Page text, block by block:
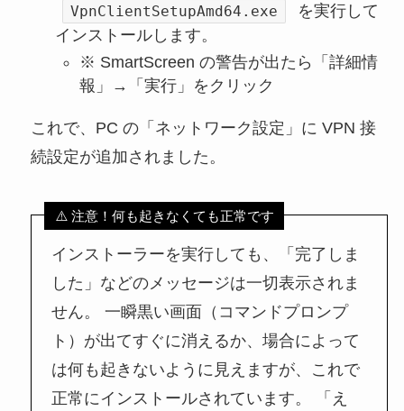
VpnClientSetupAmd64.exe
を実行して
インストールします。
※ SmartScreen の警告が出たら「詳細情
報」→「実行」をクリック
これで、PC の「ネットワーク設定」に VPN 接
続設定が追加されました。
⚠️ 注意！何も起きなくても正常です
インストーラーを実行しても、「完了しま
した」などのメッセージは一切表示されま
せん。 一瞬黒い画面（コマンドプロンプ
ト）が出てすぐに消えるか、場合によって
は何も起きないように見えますが、これで
正常にインストールされています。 「え